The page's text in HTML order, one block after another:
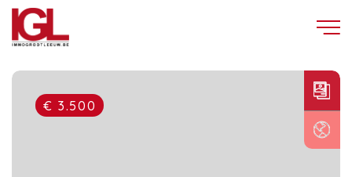
€ 3.500